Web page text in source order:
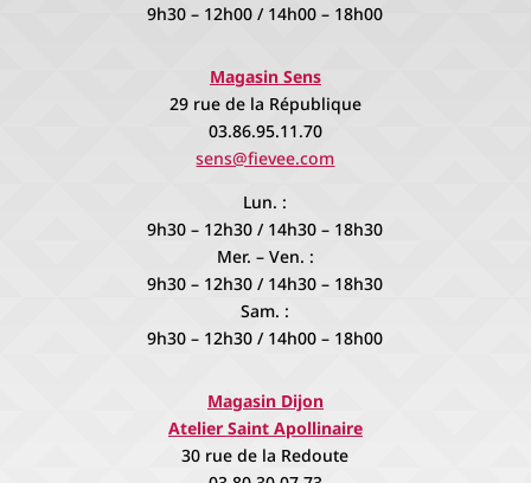
9h30 – 12h00 / 14h00 – 18h00
Magasin Sens
29 rue de la République
03.86.95.11.70
sens@fievee.com
Lun. :
9h30 – 12h30 / 14h30 – 18h30
Mer. – Ven. :
9h30 – 12h30 / 14h30 – 18h30
Sam. :
9h30 – 12h30 / 14h00 – 18h00
Magasin Dijon
Atelier Saint Apollinaire
30 rue de la Redoute